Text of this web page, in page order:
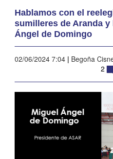
Hablamos con el
sumilleres de Aranda
Ángel de Domingo
02/06/2024 7:04 | Begoña
2